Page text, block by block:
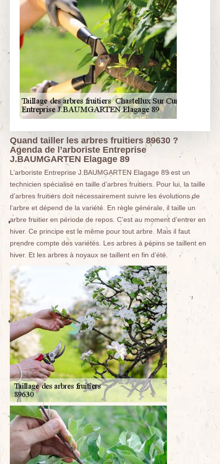
Quand tailler les arbres fruitiers 89630 ?
Agenda de l’arboriste Entreprise
J.BAUMGARTEN Elagage 89
L’arboriste Entreprise J.BAUMGARTEN Elagage 89 est un
technicien spécialisé en taille d’arbres fruitiers. Pour lui, la taille
d’arbres fruitiers doit nécessairement suivre les évolutions de
l’arbre et dépend de la variété. En règle générale, il taille un
arbre fruitier en période de repos. C’est au moment d’entrer en
hiver. Ce principe est le même pour tout arbre. Mais il faut
prendre compte des variétés. Les arbres à pépins se taillent en
hiver. Et les arbres à noyaux se taillent en fin d’été.